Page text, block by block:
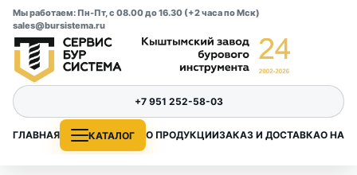
Мы работаем: Пн-Пт, с 08.00 до 16.30 (+2 часа по Мск)
sales@bursistema.ru
ГЛАВНАЯ КАТАЛОГ О ПРОДУКЦИИЗАКАЗ И ДОСТАВКАО НАС
+7 951 252-58-03